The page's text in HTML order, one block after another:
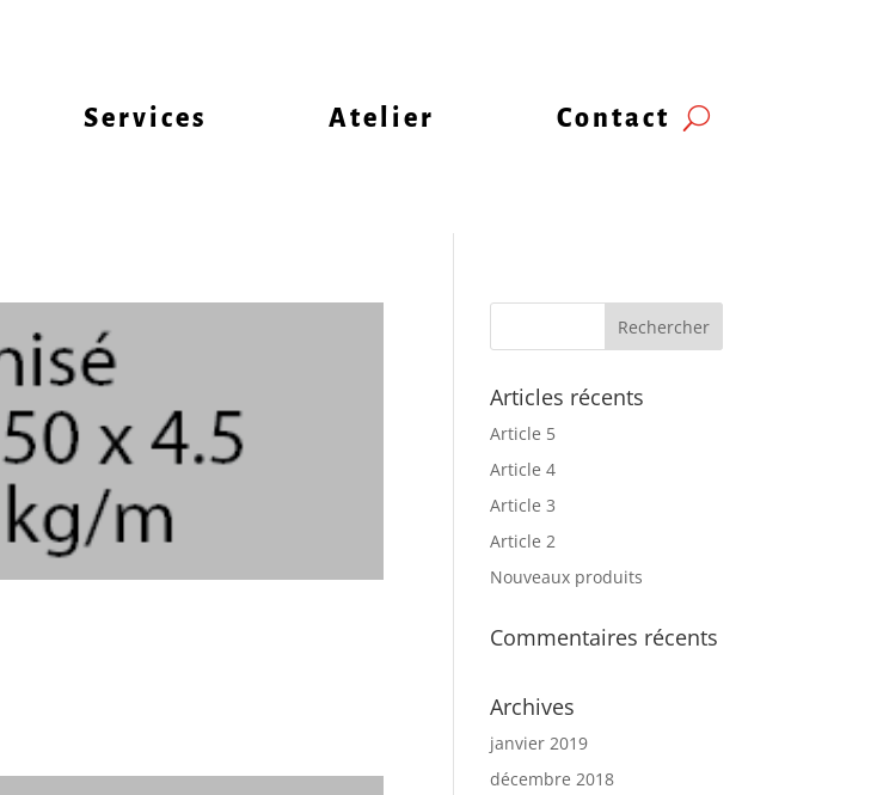
Services Atelier Contact
Articles récents
Article 5
Article 4
Article 3
Article 2
Nouveaux produits
Commentaires récents
Archives
janvier 2019
décembre 2018